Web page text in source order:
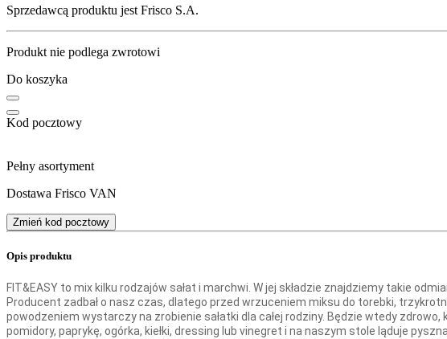
Sprzedawcą produktu jest Frisco S.A.
Produkt nie podlega zwrotowi
Do koszyka
Kod pocztowy
Pełny asortyment
Dostawa Frisco VAN
Zmień kod pocztowy
Opis produktu
FIT&EASY to mix kilku rodzajów sałat i marchwi. W jej składzie znajdziemy takie
Producent zadbał o nasz czas, dlatego przed wrzuceniem miksu do torebki,
powodzeniem wystarczy na zrobienie sałatki dla całej rodziny. Będzie wtedy
pomidory, paprykę, ogórka, kiełki, dressing lub vinegret i na naszym stole ląduje